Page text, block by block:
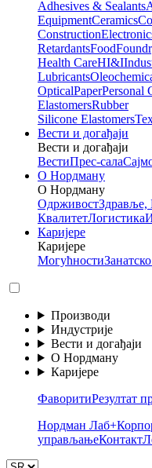
Adhesives & Sealants
EquipmentCeramics
Construction
RetardantsFood
Health CareHI&I
Lubricants
OpticalPaperPersonal
ElastomersRubber
Silicone Elastomers
Вести и догађаји
Вести и догађаји
ВестиПрес-сала
О Нордману
О Нордману
ОдрживостЗдравље,
КвалитетЛогистика
Каријере
Каријере
Могућности
Производи
Индустрије
Вести и догађаји
О Нордману
Каријере
ФаворитиРезултат
Нордман Лаб+
управљањеКонтакт